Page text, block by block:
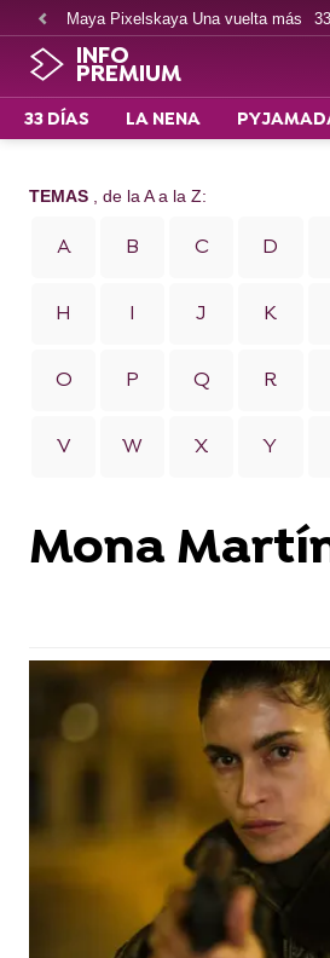
Maya Pixelskaya Una vuelta más
INFO
PREMIUM
33 DÍAS LA NENA
TEMAS , de la A a la Z:
A B C D
H I J K
O P Q R
V W X Y
Mona